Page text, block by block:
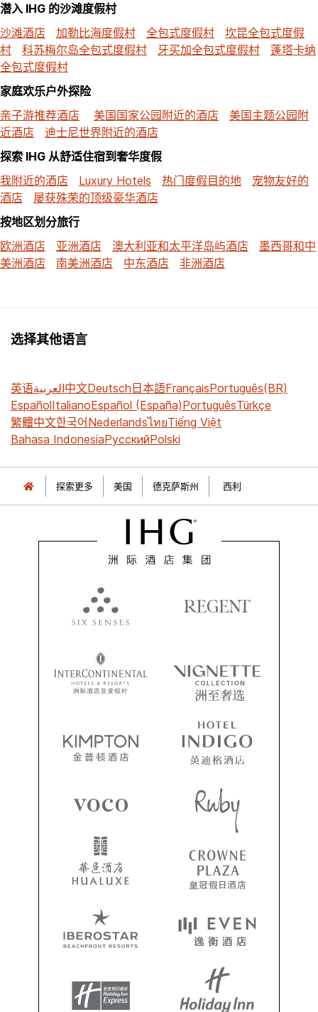
潜入 IHG 的沙滩度假村
沙滩酒店
加勒比海度假村 全包式度假村
坎昆全包式度假
村
科苏梅尔岛全包式度假村 牙买加全包式度假村
蓬塔卡纳
全包式度假村
家庭欢乐户外探险
亲子游推荐酒店
美国国家公园附近的酒店
美国主题公园附
近酒店
迪士尼世界附近的酒店
探索 IHG 从舒适住宿到奢华度假
我附近的酒店
Luxury Hotels 热门度假目的地
宠物友好的
酒店
屡获殊荣的顶级豪华酒店
按地区划分旅行
欧洲酒店
亚洲酒店 澳大利亚和太平洋岛屿酒店
墨西哥和中
美洲酒店
南美洲酒店 中东酒店 非洲酒店
选择其他语言
英语العربية中文Deutsch日本語FrançaisPortuguês(BR)
EspañolItalianoEspañol (España)PortuguêsTürkçe
繁體中文한국어NederlandsไทยTiếng Việt
Bahasa IndonesiaРусскийPolski
探索更多 美国 德克萨斯州 西利